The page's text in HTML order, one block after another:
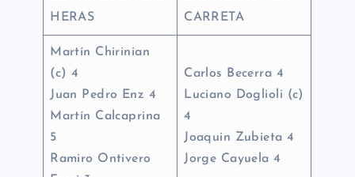
HERAS
CARRETA
Martín Chirinian
(c) 4
Juan Pedro Enz 4
Martín Calcaprina
5
Ramiro Ontivero
Carlos Becerra 4
Luciano Doglioli (c)
4
Joaquin Zubieta 4
Jorge Cayuela 4